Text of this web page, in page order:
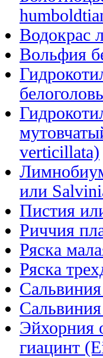
Водокрас
Вольфия
verticillata)
или
Пистия
Риччия
Ряска
Ряска
Эйхорния
гиацинт